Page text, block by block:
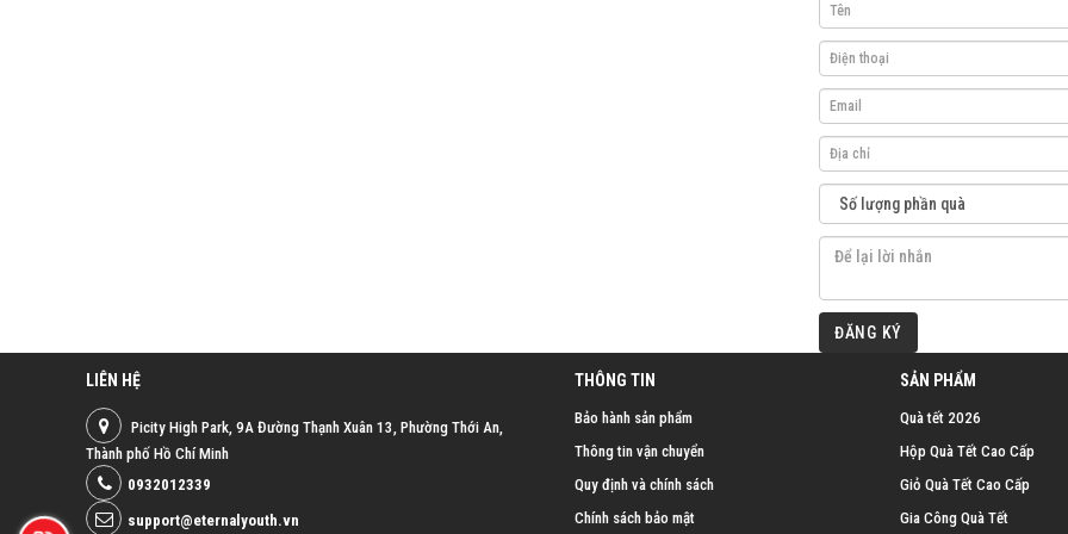
ĐĂNG KÝ
LIÊN HỆ
Picity High Park, 9A Đường Thạnh Xuân 13, Phường Thới An,
Thành phố Hồ Chí Minh
0932012339
support@eternalyouth.vn
THÔNG TIN
Bảo hành sản phẩm
Thông tin vận chuyển
Quy định và chính sách
Chính sách bảo mật
SẢN PHẨM
Quà tết 2026
Hộp Quà Tết Cao Cấp
Giỏ Quà Tết Cao Cấp
Gia Công Quà Tết